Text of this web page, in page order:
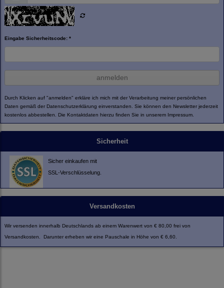
Eingabe Sicherheitscode: *
anmelden
Durch Klicken auf "anmelden" erkläre ich mich mit der Verarbeitung meiner persönlichen
Daten gemäß der Datenschutzerklärung einverstanden. Sie können den Newsletter jederzeit
kostenlos abbestellen. Die Kontaktdaten hierzu finden Sie in unserem Impressum.
Sicherheit
Sicher einkaufen mit
SSL-Verschlüsselung.
Versandkosten
Wir versenden innerhalb Deutschlands ab einem Warenwert von € 80,00 frei von
Versandkosten. Darunter erheben wir eine Pauschale in Höhe von € 6,60.